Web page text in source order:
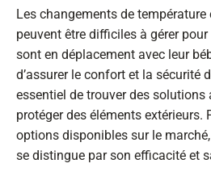
Les changements de température
peuvent être difficiles à gérer
sont en déplacement avec leur
d’assurer le confort et la sécurité
essentiel de trouver des solutions
protéger des éléments extérieurs.
options disponibles sur le
se distingue par son efficacité et